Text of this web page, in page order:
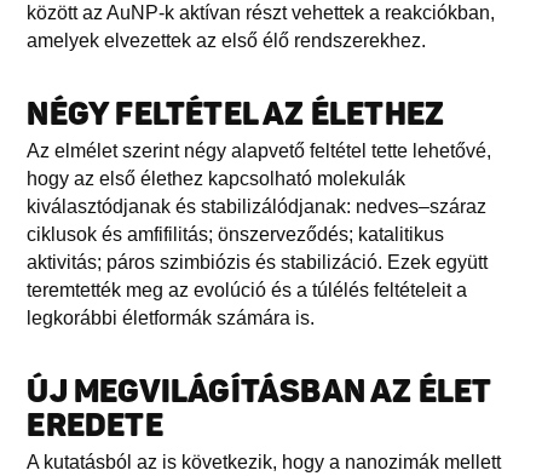
között az AuNP-k aktívan részt vehettek a reakciókban,
amelyek elvezettek az első élő rendszerekhez.
NÉGY FELTÉTEL AZ ÉLETHEZ
Az elmélet szerint négy alapvető feltétel tette lehetővé,
hogy az első élethez kapcsolható molekulák
kiválasztódjanak és stabilizálódjanak: nedves–száraz
ciklusok és amfifilitás; önszerveződés; katalitikus
aktivitás; páros szimbiózis és stabilizáció. Ezek együtt
teremtették meg az evolúció és a túlélés feltételeit a
legkorábbi életformák számára is.
ÚJ MEGVILÁGÍTÁSBAN AZ ÉLET
EREDETE
A kutatásból az is következik, hogy a nanozimák mellett